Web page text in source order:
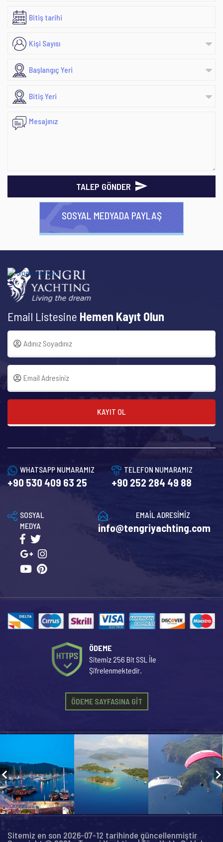
TALEP GÖNDER
SOSYAL MEDYADA PAYLAŞ
Email Listesine Hemen Kayıt Olun
KAYIT OL
WHATSAPP NUMARAMIZ
+90 530 409 63 25
TELEFON NUMARAMIZ
+90 252 284 49 88
EMAİL ADRESİMİZ
info@tengriyachting.com
SOSYAL
MEDYA
ÖDEME
Sitemiz 256 Bit SSL İle
Şifrelenmektedir.
ÖDEME SAYFASINA GİT
Sitemiz en son 2026-07-12 tarihinde güncellenmiştir